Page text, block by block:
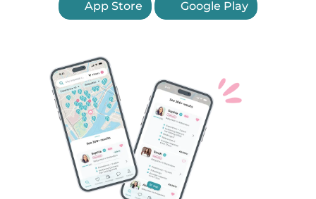
App Store Google Play